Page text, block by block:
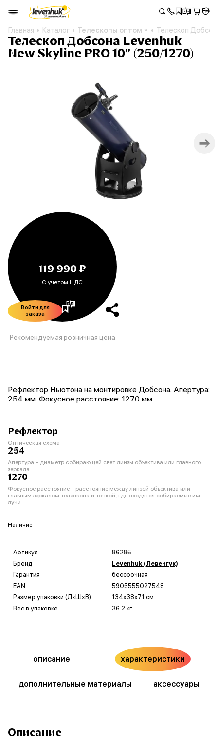
Главная Каталог Телескопы оптом Телескоп
Телескоп Добсона Levenhuk
New Skyline PRO 10" (250/1270)
119 990 ₽
С учетом НДС
Войти для
заказа
Рекомендуемая розничная цена
Рефлектор Ньютона на монтировке Добсона. Апертура:
254 мм. Фокусное расстояние: 1270 мм
Рефлектор
Оптическая схема
254
Апертура – диаметр собирающей свет линзы объектива или главного
зеркала
1270
Фокусное расстояние – расстояние между линзой объектива или
главным зеркалом телескопа и точкой, где сходятся собираемые им
лучи
Наличие
Артикул
86285
Бренд
Levenhuk (Левенгук)
Гарантия
бессрочная
EAN
5905555027548
Размер упаковки (ДxШxВ)
134x38x71 см
Вес в упаковке
36.2 кг
описание характеристики
дополнительные материалы аксессуары
Описание